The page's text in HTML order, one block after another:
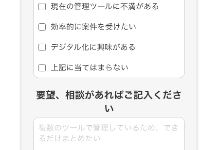
現在の管理ツールに不満がある
効率的に案件を受けたい
デジタル化に興味がある
上記に当てはまらない
要望、相談があればご記入くださ
い